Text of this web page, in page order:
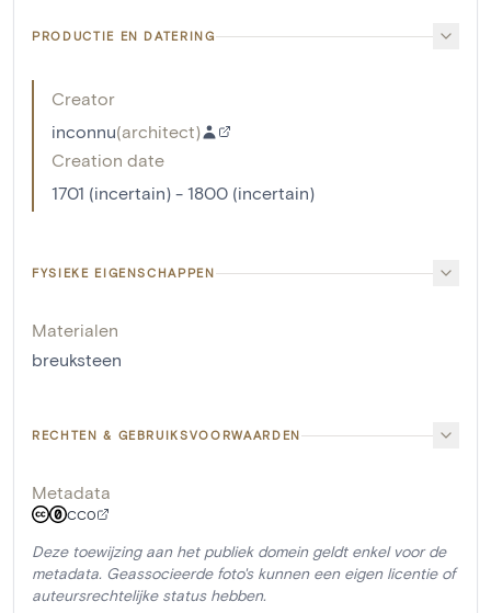
PRODUCTIE EN DATERING
Creator
inconnu(architect)
Creation date
1701 (incertain) - 1800 (incertain)
FYSIEKE EIGENSCHAPPEN
Materialen
breuksteen
RECHTEN & GEBRUIKSVOORWAARDEN
Metadata
CC0
Deze toewijzing aan het publiek domein geldt enkel voor de
metadata. Geassocieerde foto's kunnen een eigen licentie of
auteursrechtelijke status hebben.